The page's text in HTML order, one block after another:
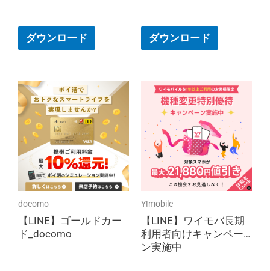
ダウンロード ダウンロード
docomo
【LINE】ゴールドカー
ド_docomo
Y!mobile
【LINE】ワイモバ長期
利用者向けキャンペー
ン実施中